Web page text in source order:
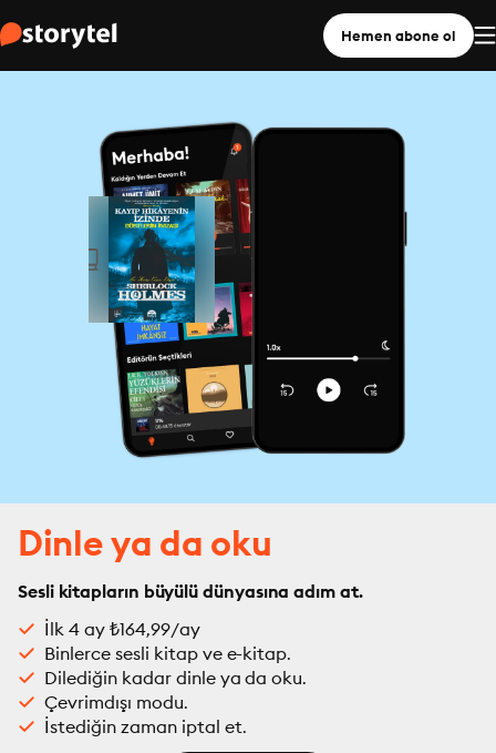
Hemen abone ol
Dinle ya da oku
Sesli kitapların büyülü dünyasına adım at.
İlk 4 ay ₺164,99/ay
Binlerce sesli kitap ve e-kitap.
Dilediğin kadar dinle ya da oku.
Çevrimdışı modu.
İstediğin zaman iptal et.